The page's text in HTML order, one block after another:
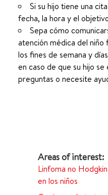
Si su hijo tiene una
fecha, la hora y el
Sepa cómo
atención médica del
los fines de semana y
en caso de que su hijo
preguntas o necesite
Linfoma no
en los niños